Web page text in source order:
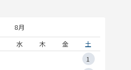
8月
水 木 金
土
1